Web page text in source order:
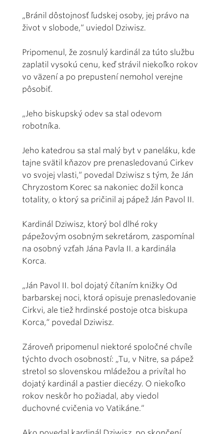
„Bránil dôstojnosť ľudskej osoby, jej právo na
život v slobode,“ uviedol Dziwisz.
Pripomenul, že zosnulý kardinál za túto službu
zaplatil vysokú cenu, keď strávil niekoľko rokov
vo väzení a po prepustení nemohol verejne
pôsobiť.
„Jeho biskupský odev sa stal odevom
robotníka.
Jeho katedrou sa stal malý byt v paneláku, kde
tajne svätil kňazov pre prenasledovanú Cirkev
vo svojej vlasti,“ povedal Dziwisz s tým, že Ján
Chryzostom Korec sa nakoniec dožil konca
totality, o ktorý sa pričinil aj pápež Ján Pavol II.
Kardinál Dziwisz, ktorý bol dlhé roky
pápežovým osobným sekretárom, zaspomínal
na osobný vzťah Jána Pavla II. a kardinála
Korca.
„Ján Pavol II. bol dojatý čítaním knižky Od
barbarskej noci, ktorá opisuje prenasledovanie
Cirkvi, ale tiež hrdinské postoje otca biskupa
Korca,“ povedal Dziwisz.
Zároveň pripomenul niektoré spoločné chvíle
týchto dvoch osobností: „Tu, v Nitre, sa pápež
stretol so slovenskou mládežou a privítal ho
dojatý kardinál a pastier diecézy. O niekoľko
rokov neskôr ho požiadal, aby viedol
duchovné cvičenia vo Vatikáne.“